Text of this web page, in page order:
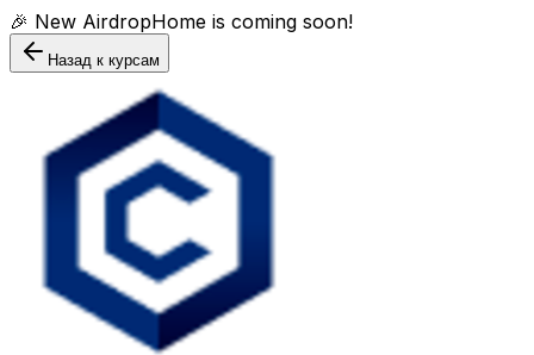
🎉 New AirdropHome is coming soon!
Назад к курсам